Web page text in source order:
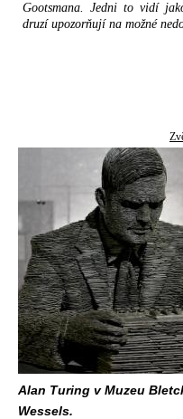
Gootsmana. Jedni to vidí
druzí upozorňují na možné
Alan Turing v Muzeu
Wessels.